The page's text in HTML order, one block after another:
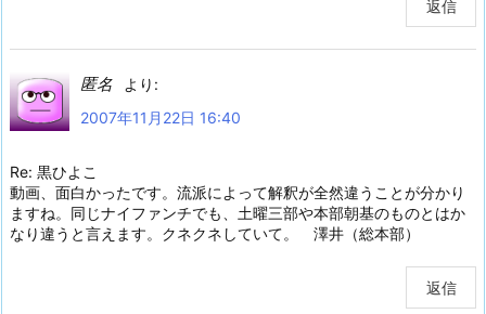
返信
匿名
より:
2007年11月22日 16:40
Re: 黒ひよこ
動画、面白かったです。流派によって解釈が全然違うことが分かり
ますね。同じナイファンチでも、土曜三部や本部朝基のものとはか
なり違うと言えます。クネクネしていて。 澤井（総本部）
返信